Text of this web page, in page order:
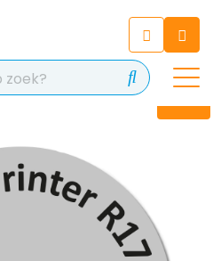
met onze chatbot